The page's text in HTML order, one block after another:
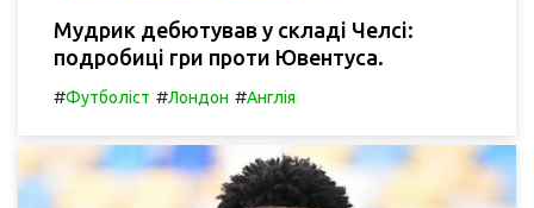
Мудрик дебютував у складі Челсі:
подробиці гри проти Ювентуса.
#Футболіст #Лондон #Англія